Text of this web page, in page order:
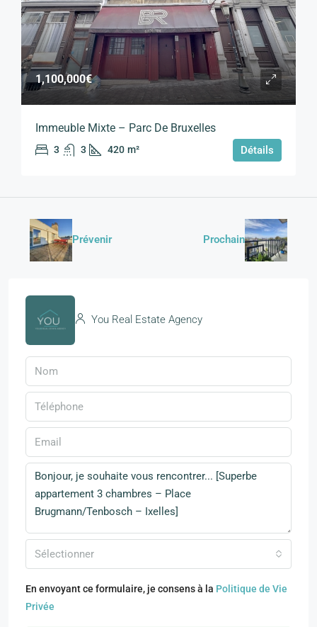
1,100,000€
Immeuble Mixte – Parc De Bruxelles
3 3 420 m² Détails
Prévenir Prochain
You Real Estate Agency
Sélectionner
En envoyant ce formulaire, je consens à la Politique de Vie
Privée